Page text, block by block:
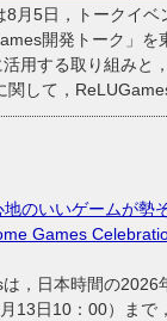
月5日，トークイベ
開発トーク」を
用する取り組みと
関して，
のいいゲームが勢
Games
，日本時間の2026
13日10：00）まで